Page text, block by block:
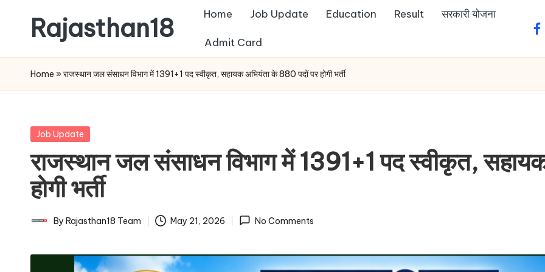
content
Rajasthan18
News
is
most
watched
and
the
most
respected
Home Job Update Education Result सरकारी योजना
Admit Card
Home » राजस्थान जल संसाधन विभाग में 1391+1 पद स्वीकृत, सहायक अभियंता के 880 पदों पर होगी भर्ती
Posted
Job Update
राजस्थान जल संसाधन विभाग में 1391+1 पद स्वीकृत,
होगी भर्ती
Posted
By Rajasthan18 Team May 21, 2026 No Comments